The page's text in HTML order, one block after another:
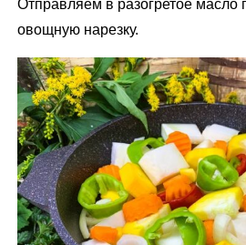
Отправляем в разогретое масло
овощную нарезку.